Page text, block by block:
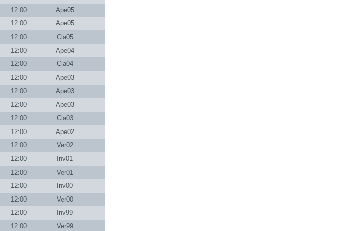
12:00
Ape05
12:00
Ape05
12:00
Cla05
12:00
Ape04
12:00
Cla04
12:00
Ape03
12:00
Ape03
12:00
Ape03
12:00
Cla03
12:00
Ape02
12:00
Ver02
12:00
Inv01
12:00
Ver01
12:00
Inv00
12:00
Ver00
12:00
Inv99
12:00
Ver99